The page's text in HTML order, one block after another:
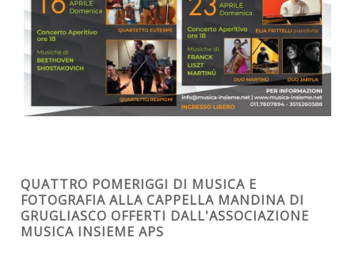
QUATTRO POMERIGGI DI MUSICA E
FOTOGRAFIA ALLA CAPPELLA MANDINA DI
GRUGLIASCO OFFERTI DALL'ASSOCIAZIONE
MUSICA INSIEME APS